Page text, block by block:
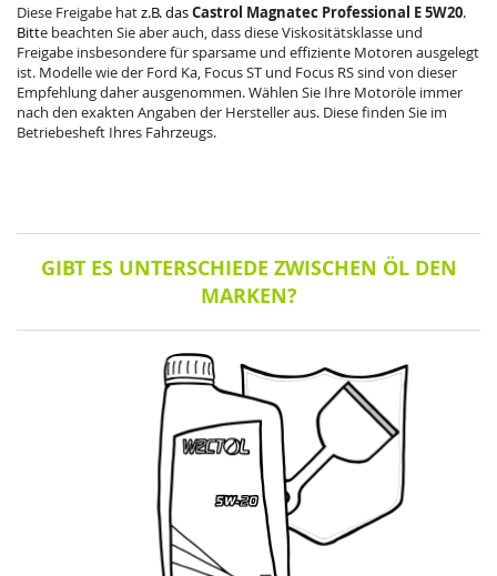
Diese Freigabe hatz.B. dasCastrol Magnatec Professional E 5W20.
Bitte beachten Sie aber auch, dass diese Viskositätsklasse und
Freigabe insbesondere für sparsame und effiziente Motoren ausgelegt
ist. Modelle wie der Ford Ka, Focus ST und Focus RS sind von dieser
Empfehlung daher ausgenommen. Wählen Sie Ihre Motoröle immer
nach den exakten Angaben der Hersteller aus. Diese finden Sie im
Betriebesheft Ihres Fahrzeugs.
GIBT ES UNTERSCHIEDE ZWISCHEN ÖL DEN
MARKEN?